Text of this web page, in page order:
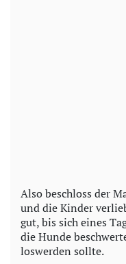
Also beschloss der
und die Kinder
gut, bis sich eines
die Hunde
loswerden sollte.